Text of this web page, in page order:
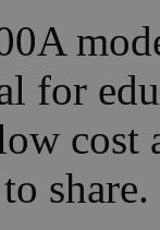
for
cost
share.